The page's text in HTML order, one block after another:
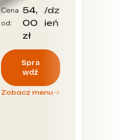
Cena
od:
54,
00
zł
/dz
ień
Spra
wdź
Zobacz menu